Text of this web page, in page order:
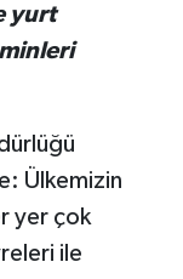
yurt
Ülkemizin
yer çok
ile